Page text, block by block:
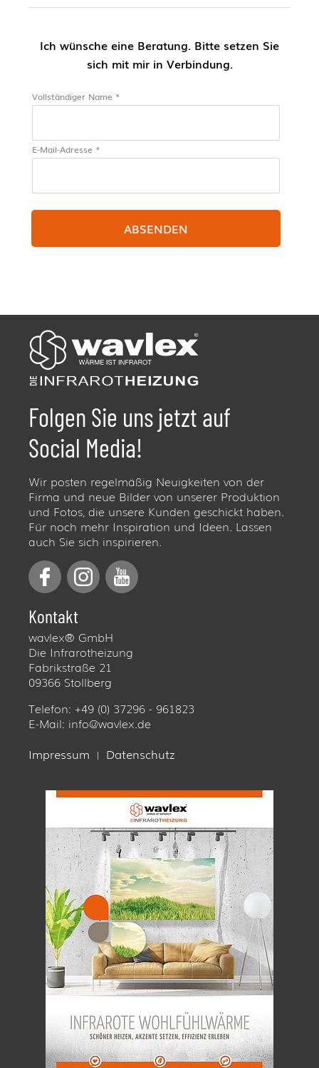
Ich wünsche eine Beratung. Bitte setzen Sie
sich mit mir in Verbindung.
Vollständiger Name *
E-Mail-Adresse *
ABSENDEN
Folgen Sie uns jetzt auf
Social Media!
Wir posten regelmäßig Neuigkeiten von der
Firma und neue Bilder von unserer Produktion
und Fotos, die unsere Kunden geschickt haben.
Für noch mehr Inspiration und Ideen. Lassen
auch Sie sich inspirieren.
Kontakt
wavlex® GmbH
Die Infrarotheizung
Fabrikstraße 21
09366 Stollberg
Telefon: +49 (0) 37296 - 961823
E-Mail: info@wavlex.de
Impressum Datenschutz